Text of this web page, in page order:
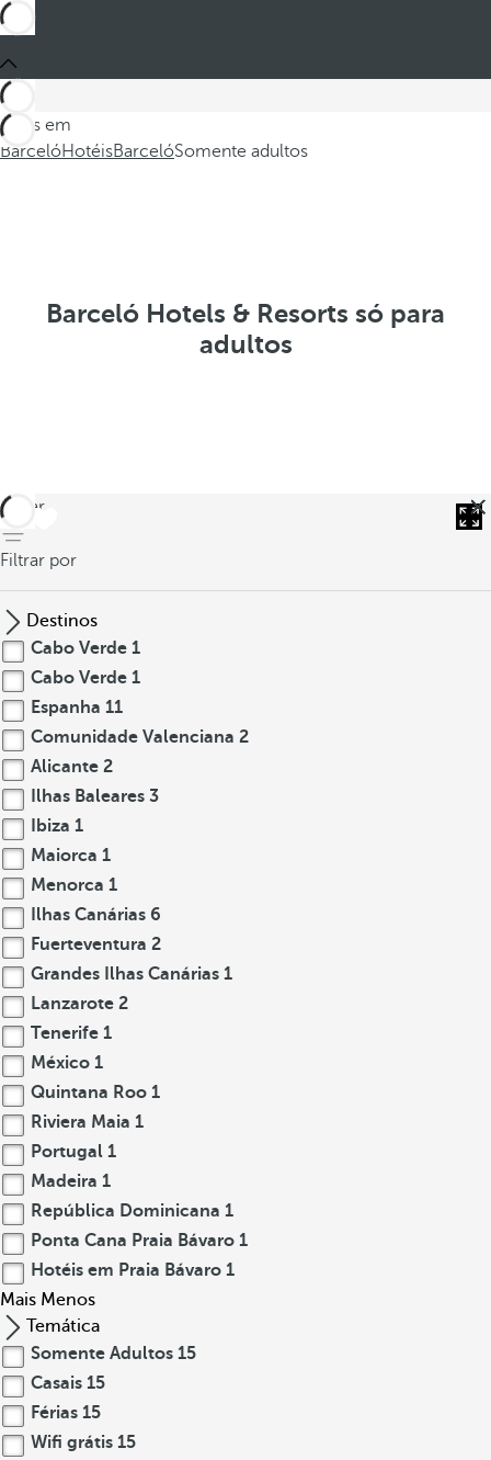
Estes em
BarcelóHotéisBarcelóSomente adultos
Barceló Hotels & Resorts só para
adultos
voltar
Filtrar por
Destinos
Cabo Verde 1
Cabo Verde 1
Espanha 11
Comunidade Valenciana 2
Alicante 2
Ilhas Baleares 3
Ibiza 1
Maiorca 1
Menorca 1
Ilhas Canárias 6
Fuerteventura 2
Grandes Ilhas Canárias 1
Lanzarote 2
Tenerife 1
México 1
Quintana Roo 1
Riviera Maia 1
Portugal 1
Madeira 1
República Dominicana 1
Ponta Cana Praia Bávaro 1
Hotéis em Praia Bávaro 1
Mais Menos
Temática
Somente Adultos 15
Casais 15
Férias 15
Wifi grátis 15